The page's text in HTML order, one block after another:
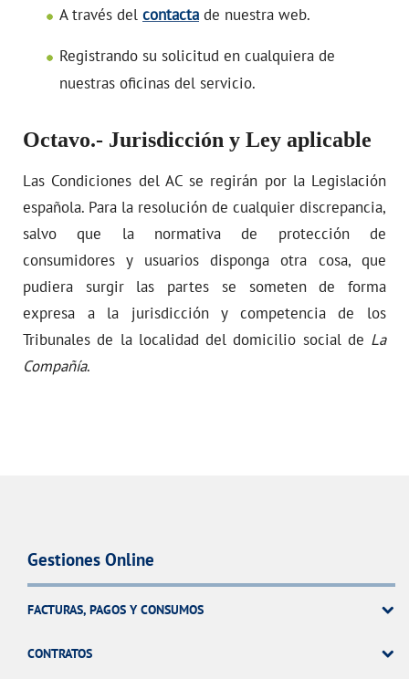
A través del contacta de nuestra web.
Registrando su solicitud en cualquiera de
nuestras oficinas del servicio.
Octavo.- Jurisdicción y Ley aplicable
Las Condiciones del AC se regirán por la Legislación
española. Para la resolución de cualquier discrepancia,
salvo que la normativa de protección de
consumidores y usuarios disponga otra cosa, que
pudiera surgir las partes se someten de forma
expresa a la jurisdicción y competencia de los
Tribunales de la localidad del domicilio social de La
Compañía.
Gestiones Online
FACTURAS, PAGOS Y CONSUMOS
CONTRATOS